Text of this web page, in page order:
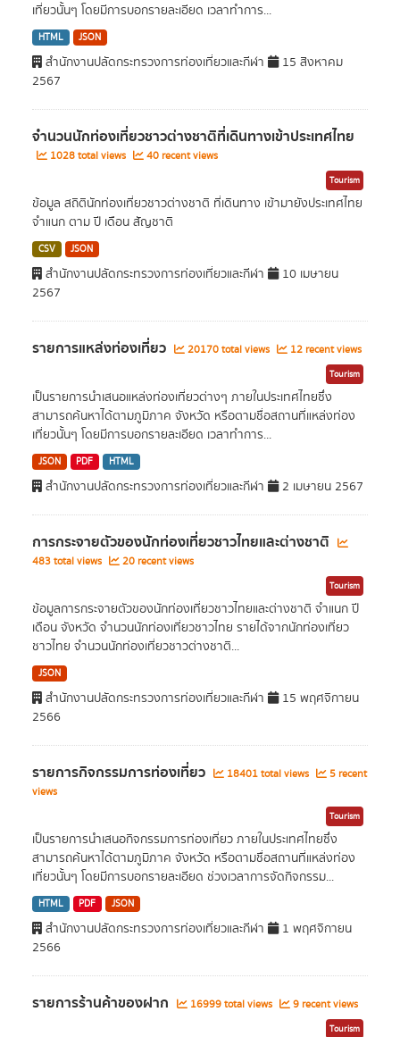
เที่ยวนั้นๆ โดยมีการบอกรายละเอียด เวลาทำการ...
HTML JSON
สำนักงานปลัดกระทรวงการท่องเที่ยวและกีฬา
15 สิงหาคม
2567
จำนวนนักท่องเที่ยวชาวต่างชาติที่เดินทางเข้าประเทศไทย
1028 total views 40 recent views
Tourism
ข้อมูล สถิตินักท่องเที่ยวชาวต่างชาติ ที่เดินทาง เข้ามายังประเทศไทย
จำแนก ตาม ปี เดือน สัญชาติ
CSV JSON
สำนักงานปลัดกระทรวงการท่องเที่ยวและกีฬา
10 เมษายน
2567
รายการแหล่งท่องเที่ยว 20170 total views 12 recent views
Tourism
เป็นรายการนำเสนอแหล่งท่องเที่ยวต่างๆ ภายในประเทศไทยซึ่ง
สามารถค้นหาได้ตามภูมิภาค จังหวัด หรือตามชื่อสถานที่แหล่งท่อง
เที่ยวนั้นๆ โดยมีการบอกรายละเอียด เวลาทำการ...
JSON PDF HTML
สำนักงานปลัดกระทรวงการท่องเที่ยวและกีฬา 2 เมษายน 2567
การกระจายตัวของนักท่องเที่ยวชาวไทยและต่างชาติ
483 total views 20 recent views
Tourism
ข้อมูลการกระจายตัวของนักท่องเที่ยวชาวไทยและต่างชาติ จำแนก ปี
เดือน จังหวัด จำนวนนักท่องเที่ยวชาวไทย รายได้จากนักท่องเที่ยว
ชาวไทย จำนวนนักท่องเที่ยวชาวต่างชาติ...
JSON
สำนักงานปลัดกระทรวงการท่องเที่ยวและกีฬา
15 พฤศจิกายน
2566
รายการกิจกรรมการท่องเที่ยว 18401 total views
5 recent
views
Tourism
เป็นรายการนำเสนอกิจกรรมการท่องเที่ยว ภายในประเทศไทยซึ่ง
สามารถค้นหาได้ตามภูมิภาค จังหวัด หรือตามชื่อสถานที่แหล่งท่อง
เที่ยวนั้นๆ โดยมีการบอกรายละเอียด ช่วงเวลาการจัดกิจกรรม...
HTML PDF JSON
สำนักงานปลัดกระทรวงการท่องเที่ยวและกีฬา
1 พฤศจิกายน
2566
รายการร้านค้าของฝาก 16999 total views 9 recent views
Tourism